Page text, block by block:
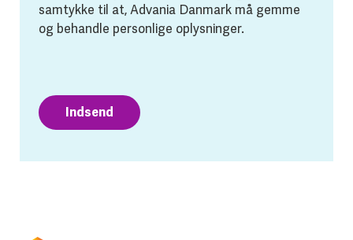
samtykke til at, Advania Danmark må gemme
og behandle personlige oplysninger.
Indsend